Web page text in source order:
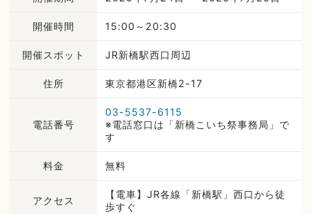
開催時間 15:00～20:30
開催スポット JR新橋駅西口周辺
住所 東京都港区新橋2-17
電話番号
03-5537-6115
※電話窓口は「新橋こいち祭事務局」で
す
料金 無料
アクセス
【電車】JR各線「新橋駅」西口から徒
歩すぐ